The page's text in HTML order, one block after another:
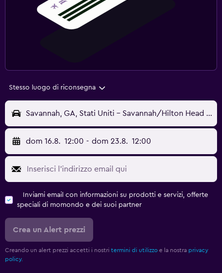
Stesso luogo di riconsegna
Savannah, GA, Stati Uniti - Savannah/Hilton Head (SAV)
dom 16.8. 12:00 - dom 23.8. 12:00
Inviami email con informazioni su prodotti e servizi, offerte
speciali di momondo e dei suoi partner
Crea un Alert prezzi
Creando un alert prezzi accetti i nostri termini di utilizzo e la nostra privacy
policy.